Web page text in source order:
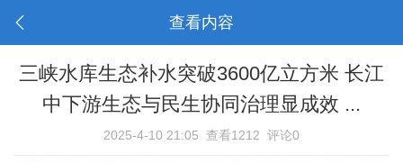
查看内容
三峡水库生态补水突破3600亿立方米 长江
中下游生态与民生协同治理显成效 ...
2025-4-10 21:05 查看1212 评论0